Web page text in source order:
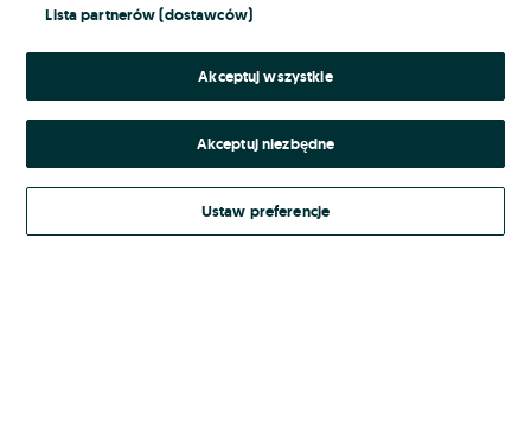
Nie pamiętasz hasła?
Zaloguj się
Kontynuując za pośrednictwem jednego z dostawców wskazanych powyżej,
Regulamin serwisuOLX.pl w jego aktualnym brzmieniu.
Lista partnerów (dostawców)
Akceptuj wszystkie
Akceptuj niezbędne
Ustaw preferencje